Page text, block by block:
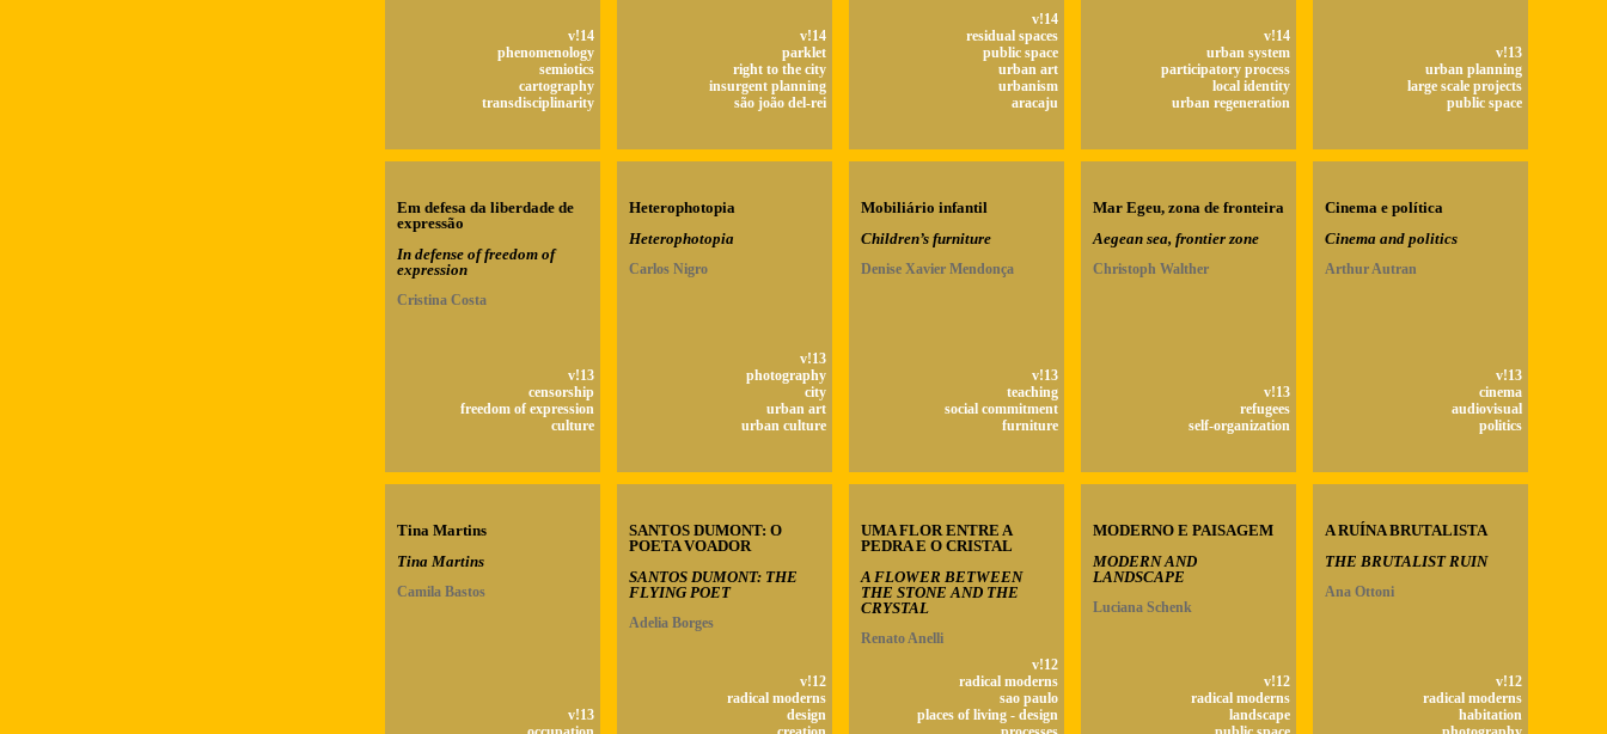
v!14
phenomenology
semiotics
cartography
transdisciplinarity
v!14
parklet
right to the city
insurgent planning
são joão del-rei
v!14
residual spaces
public space
urban art
urbanism
aracaju
v!14
urban system
participatory process
local identity
urban regeneration
v!13
urban planning
large scale projects
public space
Em defesa da liberdade de
expressão
In defense of freedom of
expression
Cristina Costa
v!13
censorship
freedom of expression
culture
Heterophotopia
Heterophotopia
Carlos Nigro
v!13
photography
city
urban art
urban culture
Mobiliário infantil
Children’s furniture
Denise Xavier Mendonça
v!13
teaching
social commitment
furniture
Mar Egeu, zona de fronteira
Aegean sea, frontier zone
Christoph Walther
v!13
refugees
self-organization
Cinema e política
Cinema and politics
Arthur Autran
v!13
cinema
audiovisual
politics
Tina Martins
Tina Martins
Camila Bastos
v!13
SANTOS DUMONT: O
POETA VOADOR
SANTOS DUMONT: THE
FLYING POET
Adelia Borges
v!12
radical moderns
design
UMA FLOR ENTRE A
PEDRA E O CRISTAL
A FLOWER BETWEEN
THE STONE AND THE
CRYSTAL
Renato Anelli
v!12
radical moderns
sao paulo
places of living - design
MODERNO E PAISAGEM
MODERN AND
LANDSCAPE
Luciana Schenk
v!12
radical moderns
landscape
A RUÍNA BRUTALISTA
THE BRUTALIST RUIN
Ana Ottoni
v!12
radical moderns
habitation